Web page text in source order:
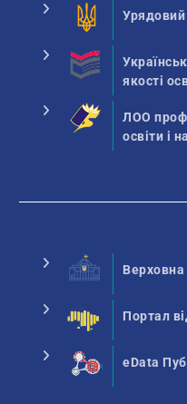
Урядовий
якості
ЛОО
освіти і
Верховна
Портал
eData